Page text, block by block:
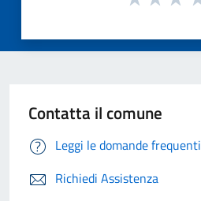
Contatta il comune
Leggi le domande frequenti
Richiedi Assistenza